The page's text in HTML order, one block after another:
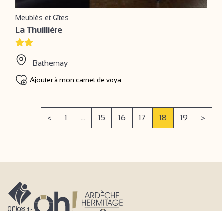
Meublés et Gîtes
La Thuillière
Bathernay
Ajouter à mon carnet de voyage
< 1 ... 15 16 17 18 19 >